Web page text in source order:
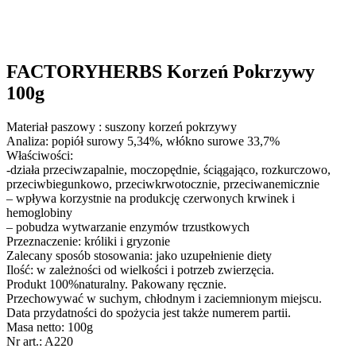
FACTORYHERBS Korzeń Pokrzywy
100g
Materiał paszowy : suszony korzeń pokrzywy
Analiza: popiół surowy 5,34%, włókno surowe 33,7%
Właściwości:
-działa przeciwzapalnie, moczopędnie, ściągająco, rozkurczowo,
przeciwbiegunkowo, przeciwkrwotocznie, przeciwanemicznie
– wpływa korzystnie na produkcję czerwonych krwinek i
hemoglobiny
– pobudza wytwarzanie enzymów trzustkowych
Przeznaczenie: króliki i gryzonie
Zalecany sposób stosowania: jako uzupełnienie diety
Ilość: w zależności od wielkości i potrzeb zwierzęcia.
Produkt 100%naturalny. Pakowany ręcznie.
Przechowywać w suchym, chłodnym i zaciemnionym miejscu.
Data przydatności do spożycia jest także numerem partii.
Masa netto: 100g
Nr art.: A220